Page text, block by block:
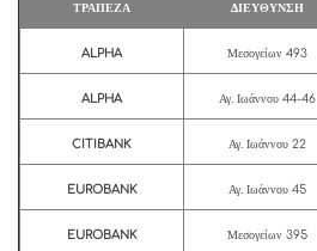
ΤΡΑΠΕΖΑ ΔΙΕΥΘΥΝΣΗ
ALPHA Μεσογείων 493
ALPHA Αγ. Ιωάννου 44-46
CITIBANK Αγ. Ιωάννου 22
EUROBANK Αγ. Ιωάννου 45
EUROBANK Μεσογείων 395